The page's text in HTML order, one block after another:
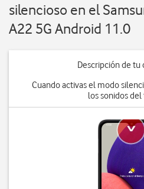
silencioso en el
A22 5G Android 11.0
Descripción de tu
Cuando activas el modo
los sonidos